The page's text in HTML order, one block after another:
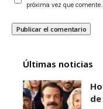
próxima vez que comente.
Últimas noticias